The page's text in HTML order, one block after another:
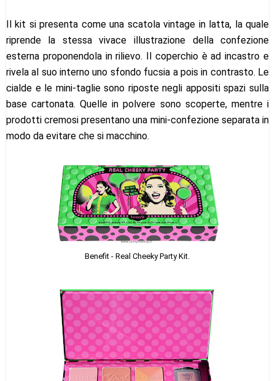
Il kit si presenta come una scatola vintage in latta, la quale
riprende la stessa vivace illustrazione della confezione
esterna proponendola in rilievo. Il coperchio è ad incastro e
rivela al suo interno uno sfondo fucsia a pois in contrasto. Le
cialde e le mini-taglie sono riposte negli appositi spazi sulla
base cartonata. Quelle in polvere sono scoperte, mentre i
prodotti cremosi presentano una mini-confezione separata in
modo da evitare che si macchino.
Benefit - Real Cheeky Party Kit.